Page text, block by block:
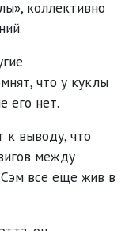
коллективно
что у куклы
его нет.
к выводу, что
между
все еще жив в